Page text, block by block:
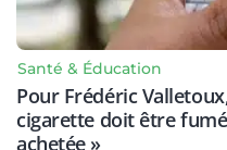
Santé & Éducation
Pour Frédéric
cigarette doit être
achetée »